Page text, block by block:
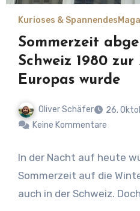
Kurioses & Spannendes
Sommerzeit
Schweiz 1980 zur
Europas wurde
Oliver Schäfer
26.
Keine Kommentare
In der Nacht auf heute
Sommerzeit auf die
auch in der Schweiz.